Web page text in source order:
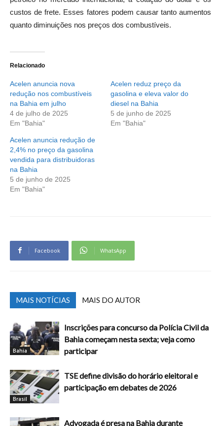
custos de frete. Esses fatores podem causar tanto aumentos
quanto diminuições nos preços dos combustíveis.
Relacionado
Acelen anuncia nova
redução nos combustíveis
na Bahia em julho
4 de julho de 2025
Em "Bahia"
Acelen reduz preço da
gasolina e eleva valor do
diesel na Bahia
5 de junho de 2025
Em "Bahia"
Acelen anuncia redução de
2,4% no preço da gasolina
vendida para distribuidoras
na Bahia
5 de junho de 2025
Em "Bahia"
Facebook WhatsApp
MAIS NOTÍCIAS MAIS DO AUTOR
Bahia
Inscrições para concurso da Polícia Civil da
Bahia começam nesta sexta; veja como
participar
Brasil
TSE define divisão do horário eleitoral e
participação em debates de 2026
Advogada é presa na Bahia durante